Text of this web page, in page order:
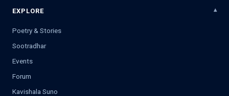
EXPLORE
Poetry & Stories
Sootradhar
Events
Forum
Kavishala Suno